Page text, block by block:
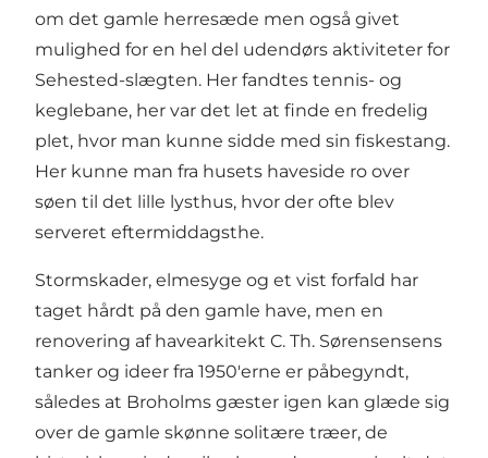
om det gamle herresæde men også givet
mulighed for en hel del udendørs aktiviteter for
Sehested-slægten. Her fandtes tennis- og
keglebane, her var det let at finde en fredelig
plet, hvor man kunne sidde med sin fiskestang.
Her kunne man fra husets haveside ro over
søen til det lille lysthus, hvor der ofte blev
serveret eftermiddagsthe.
Stormskader, elmesyge og et vist forfald har
taget hårdt på den gamle have, men en
renovering af havearkitekt C. Th. Sørensensens
tanker og ideer fra 1950'erne er påbegyndt,
således at Broholms gæster igen kan glæde sig
over de gamle skønne solitære træer, de